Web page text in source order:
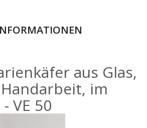
aus Glas,
im
VE 50